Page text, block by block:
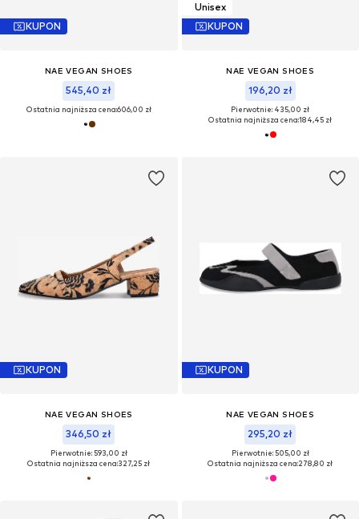
KUPON
NAE VEGAN SHOES
545,40 zł
Ostatnia najniższa cena:606,00 zł
Unisex
KUPON
NAE VEGAN SHOES
196,20 zł
Pierwotnie: 435,00 zł
Ostatnia najniższa cena:184,45 zł
KUPON
NAE VEGAN SHOES
346,50 zł
Pierwotnie: 593,00 zł
Ostatnia najniższa cena:327,25 zł
KUPON
NAE VEGAN SHOES
295,20 zł
Pierwotnie: 505,00 zł
Ostatnia najniższa cena:278,80 zł